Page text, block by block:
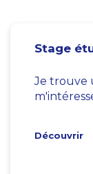
Stage
Je trouve
Découvrir